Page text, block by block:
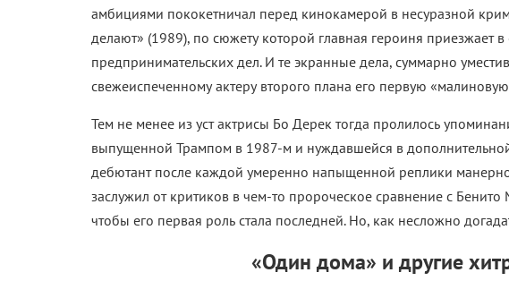
амбициями пококетничал перед кинокамерой в несуразной
делают» (1989), по сюжету которой главная героиня приезжает
предпринимательских дел. И те экранные дела, суммарно
свежеиспеченному актеру второго плана его первую
Тем не менее из уст актрисы Бо Дерек тогда пролилось
выпущенной Трампом в 1987-м и нуждавшейся в
дебютант после каждой умеренно напыщенной реплики
заслужил от критиков в чем-то пророческое сравнение с
чтобы его первая роль стала последней. Но, как несложно
«Один дома» и другие